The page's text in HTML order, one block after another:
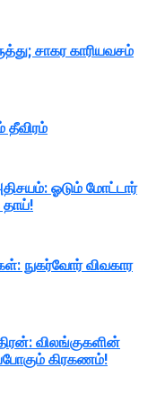
சாகர காரியவசம்
தீவிரம்
ஓடும் மோட்டார்
தாய்!
நுகர்வோர் விவகார
விலங்குகளின்
கிரகணம்!